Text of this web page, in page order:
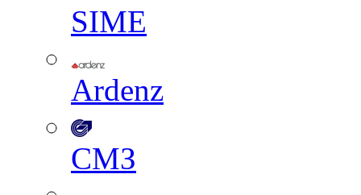
SIME
Ardenz
СМЗ